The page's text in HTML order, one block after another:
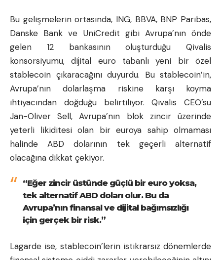
Bu gelişmelerin ortasında, ING, BBVA, BNP Paribas,
Danske Bank ve UniCredit gibi Avrupa’nın önde
gelen 12 bankasının oluşturduğu Qivalis
konsorsiyumu, dijital euro tabanlı yeni bir özel
stablecoin çıkaracağını duyurdu. Bu stablecoin’in,
Avrupa’nın dolarlaşma riskine karşı koyma
ihtiyacından doğduğu belirtiliyor. Qivalis CEO’su
Jan-Oliver Sell, Avrupa’nın blok zincir üzerinde
yeterli likiditesi olan bir euroya sahip olmaması
halinde ABD dolarının tek geçerli alternatif
olacağına dikkat çekiyor.
“Eğer zincir üstünde güçlü bir euro yoksa,
tek alternatif ABD doları olur. Bu da
Avrupa’nın finansal ve dijital bağımsızlığı
için gerçek bir risk.”
Lagarde ise, stablecoin’lerin istikrarsız dönemlerde